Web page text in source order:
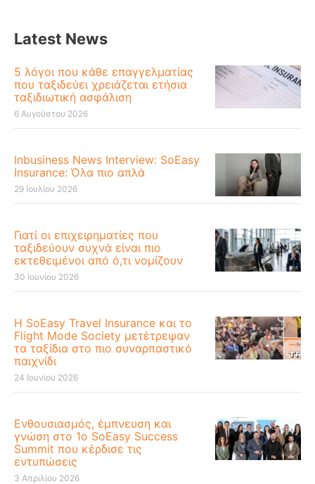
Latest News
5 λόγοι που κάθε επαγγελματίας
που ταξιδεύει χρειάζεται ετήσια
ταξιδιωτική ασφάλιση
6 Αυγούστου 2026
Inbusiness News Interview: SoEasy
Insurance: Όλα πιο απλά
29 Ιουλίου 2026
Γιατί οι επιχειρηματίες που
ταξιδεύουν συχνά είναι πιο
εκτεθειμένοι από ό,τι νομίζουν
30 Ιουνίου 2026
Η SoEasy Travel Insurance και το
Flight Mode Society μετέτρεψαν
τα ταξίδια στο πιο συναρπαστικό
παιχνίδι
24 Ιουνίου 2026
Ενθουσιασμός, έμπνευση και
γνώση στο 1ο SoEasy Success
Summit που κέρδισε τις
εντυπώσεις
3 Απριλίου 2026